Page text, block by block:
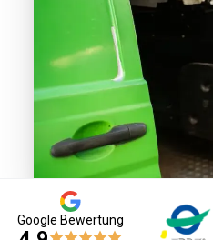
Google Bewertung